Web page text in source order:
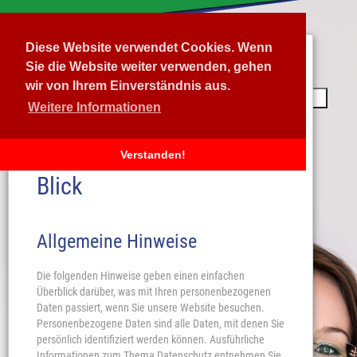
Diese Website verwendet Cookies. Wenn
Sie die Website weiter verwenden, gehen
wir von Ihrem Einverständnis aus.
Weitere Informationen
Verstanden!
Datenschutzerklärung
1. Datenschutz auf einen
Blick
Allgemeine Hinweise
Die folgenden Hinweise geben einen einfachen
Überblick darüber, was mit Ihren personenbezogenen
Daten passiert, wenn Sie unsere Website besuchen.
Personenbezogene Daten sind alle Daten, mit denen Sie
persönlich identifiziert werden können. Ausführliche
Herzlich Willkommen.
Nur wer das Ziel kennt, findet den
richtigen Weg. Gerne unterstütze ich
Sie hierbei.